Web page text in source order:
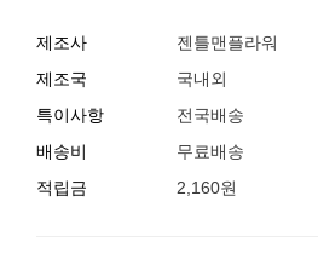
제조사
젠틀맨플라워
제조국
국내외
특이사항
전국배송
배송비
무료배송
적립금
2,160원